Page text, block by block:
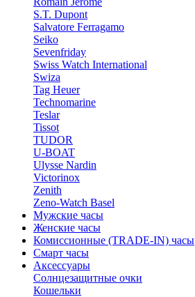
S.T. Dupont
Salvatore Ferragamo
Seiko
Sevenfriday
Swiss Watch International
Swiza
Tag Heuer
Technomarine
Teslar
Tissot
TUDOR
U-BOAT
Ulysse Nardin
Victorinox
Zenith
Zeno-Watch Basel
Мужские часы
Женские часы
Комиссионные (TRADE-IN) часы
Смарт часы
Аксессуары
Солнцезащитные очки
Кошельки